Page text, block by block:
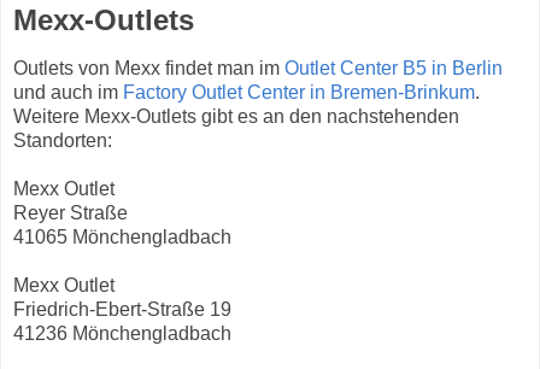
Mexx-Outlets
Outlets von Mexx findet man im Outlet Center B5 in Berlin
und auch im Factory Outlet Center in Bremen-Brinkum.
Weitere Mexx-Outlets gibt es an den nachstehenden
Standorten:
Mexx Outlet
Reyer Straße
41065 Mönchengladbach
Mexx Outlet
Friedrich-Ebert-Straße 19
41236 Mönchengladbach